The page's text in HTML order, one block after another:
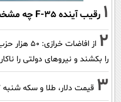
1 رقیب آینده F-35 چه مشخصاتی دارد؟
2
از افاضات
را بکشند و نیرو‌های دولتی را
3 قیمت دلار، طلا و سکه شنبه ۱۷ مرداد ۱۴۰۵ (+جدول قیمت)